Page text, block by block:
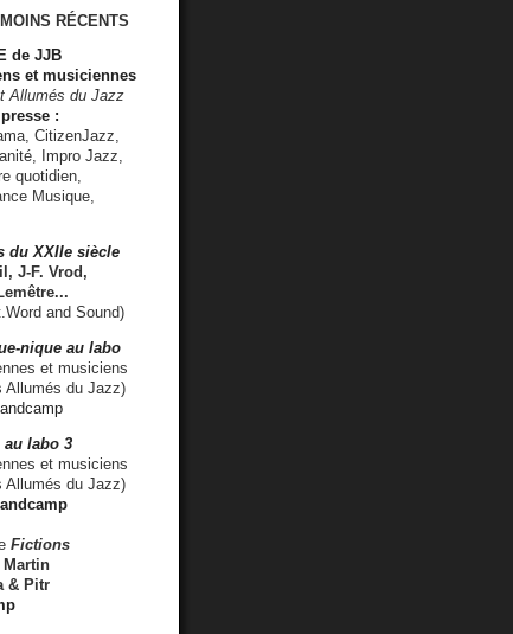
RÉCENTS
de JJB
et musiciennes
Allumés du Jazz
:
CitizenJazz,
Impro Jazz,
quotidien,
Musique,
du XXIIe siècle
J-F. Vrod,
...
and Sound)
nique au labo
et musiciens
du Jazz)
au labo 3
et musiciens
Allumés du Jazz)
Fictions
& Pitr